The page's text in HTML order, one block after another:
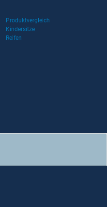
Produktvergleich
Kindersitze
Reifen